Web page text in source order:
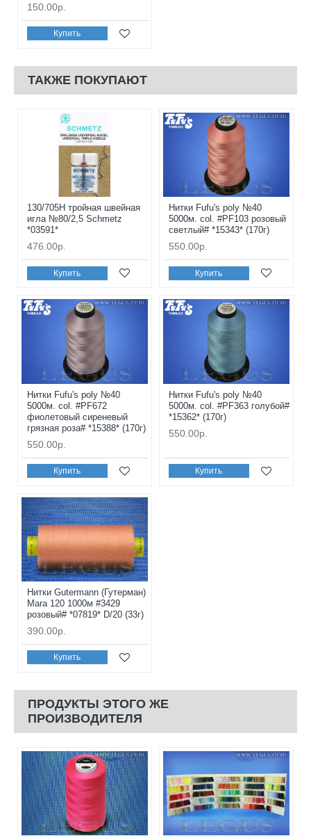
150.00р.
Купить
ТАКЖЕ ПОКУПАЮТ
130/705H тройная швейная
игла №80/2,5 Schmetz
*03591*
476.00р.
Купить
Нитки Fufu's poly №40
5000м. col. #PF103 розовый
светлый# *15343* (170г)
550.00р.
Купить
Нитки Fufu's poly №40
5000м. col. #PF672
фиолетовый сиреневый
грязная роза# *15388* (170г)
550.00р.
Купить
Нитки Fufu's poly №40
5000м. col. #PF363 голубой#
*15362* (170г)
550.00р.
Купить
Нитки Gutermann (Гутерман)
Mara 120 1000м #3429
розовый# *07819* D/20 (33г)
390.00р.
Купить
ПРОДУКТЫ ЭТОГО ЖЕ
ПРОИЗВОДИТЕЛЯ